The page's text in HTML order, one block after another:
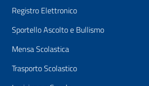
Registro Elettronico
Sportello Ascolto e Bullismo
Mensa Scolastica
Trasporto Scolastico